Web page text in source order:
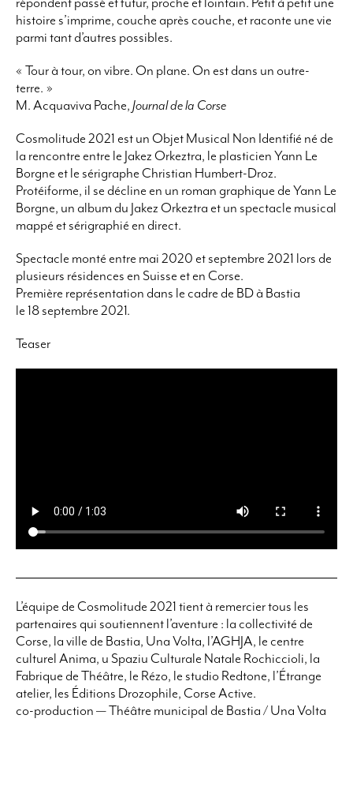
histoire s’imprime, couche après couche, et raconte une vie
parmi tant d’autres possibles.
« Tour à tour, on vibre. On plane. On est dans un outre-
terre. »
M. Acquaviva Pache, Journal de la Corse
Cosmolitude 2021 est un Objet Musical Non Identifié né de
la rencontre entre le Jakez Orkeztra, le plasticien Yann Le
Borgne et le sérigraphe Christian Humbert-Droz.
Protéiforme, il se décline en un roman graphique de Yann Le
Borgne, un album du Jakez Orkeztra et un spectacle musical
mappé et sérigraphié en direct.
Spectacle monté entre mai 2020 et septembre 2021 lors de
plusieurs résidences en Suisse et en Corse.
Première représentation dans le cadre de BD à Bastia
le 18 septembre 2021.
Teaser
L’équipe de Cosmolitude 2021 tient à remercier tous les
partenaires qui soutiennent l’aventure : la collectivité de
Corse, la ville de Bastia, Una Volta, l’AGHJA, le centre
culturel Anima, u Spaziu Culturale Natale Rochiccioli, la
Fabrique de Théâtre, le Rézo, le studio Redtone, l’Étrange
atelier, les Éditions Drozophile, Corse Active.
co-production — Théâtre municipal de Bastia / Una Volta